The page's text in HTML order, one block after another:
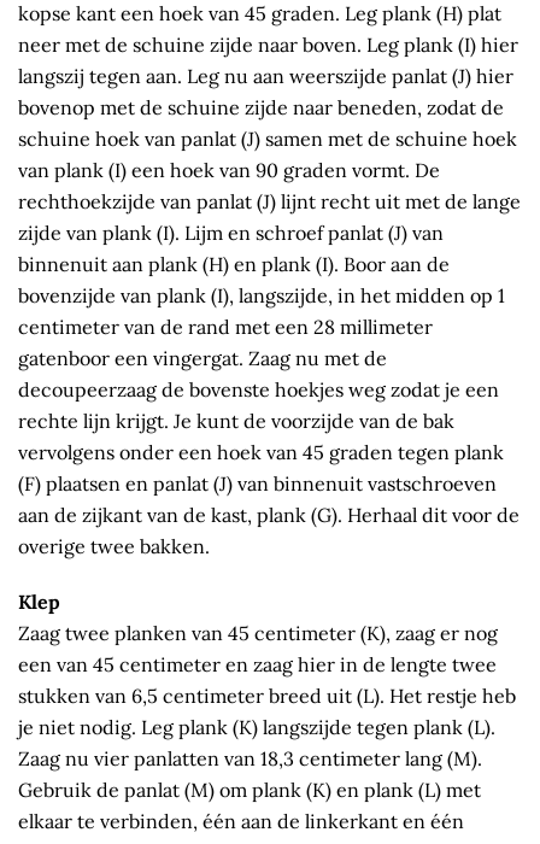
kopse kant een hoek van 45 graden. Leg plank (H) plat
neer met de schuine zijde naar boven. Leg plank (I) hier
langszij tegen aan. Leg nu aan weerszijde panlat (J) hier
bovenop met de schuine zijde naar beneden, zodat de
schuine hoek van panlat (J) samen met de schuine hoek
van plank (I) een hoek van 90 graden vormt. De
rechthoekzijde van panlat (J) lijnt recht uit met de lange
zijde van plank (I). Lijm en schroef panlat (J) van
binnenuit aan plank (H) en plank (I). Boor aan de
bovenzijde van plank (I), langszijde, in het midden op 1
centimeter van de rand met een 28 millimeter
gatenboor een vingergat. Zaag nu met de
decoupeerzaag de bovenste hoekjes weg zodat je een
rechte lijn krijgt. Je kunt de voorzijde van de bak
vervolgens onder een hoek van 45 graden tegen plank
(F) plaatsen en panlat (J) van binnenuit vastschroeven
aan de zijkant van de kast, plank (G). Herhaal dit voor de
overige twee bakken.
Klep
Zaag twee planken van 45 centimeter (K), zaag er nog
een van 45 centimeter en zaag hier in de lengte twee
stukken van 6,5 centimeter breed uit (L). Het restje heb
je niet nodig. Leg plank (K) langszijde tegen plank (L).
Zaag nu vier panlatten van 18,3 centimeter lang (M).
Gebruik de panlat (M) om plank (K) en plank (L) met
elkaar te verbinden, één aan de linkerkant en één